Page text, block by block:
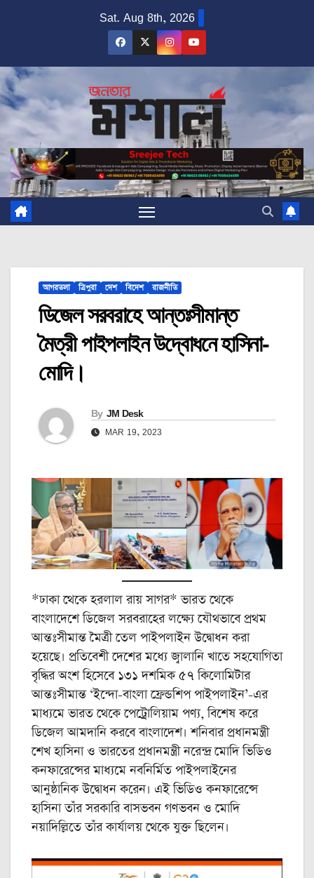
Sat. Aug 8th, 2026
আগরতলা ত্রিপুরা দেশ বিদেশ রাজনীতি
ডিজেল সরবরাহে আন্তঃসীমান্ত
মৈত্রী পাইপলাইন উদ্বোধনে হাসিনা-
মোদি।
By JM Desk
MAR 19, 2023
*ঢাকা থেকে হরলাল রায় সাগর* ভারত থেকে
বাংলাদেশে ডিজেল সরবরাহের লক্ষ্যে যৌথভাবে প্রথম
আন্তঃসীমান্ত মৈত্রী তেল পাইপলাইন উদ্বোধন করা
হয়েছে। প্রতিবেশী দেশের মধ্যে জ্বালানি খাতে সহযোগিতা
বৃদ্ধির অংশ হিসেবে ১৩১ দশমিক ৫৭ কিলোমিটার
আন্তঃসীমান্ত ‘ইন্দো-বাংলা ফ্রেন্ডশিপ পাইপলাইন’-এর
মাধ্যমে ভারত থেকে পেট্রোলিয়াম পণ্য, বিশেষ করে
ডিজেল আমদানি করবে বাংলাদেশ। শনিবার প্রধানমন্ত্রী
শেখ হাসিনা ও ভারতের প্রধানমন্ত্রী নরেন্দ্র মোদি ভিডিও
কনফারেন্সের মাধ্যমে নবনির্মিত পাইপলাইনের
আনুষ্ঠানিক উদ্বোধন করেন। এই ভিডিও কনফারেন্সে
হাসিনা তাঁর সরকারি বাসভবন গণভবন ও মোদি
নয়াদিল্লিতে তাঁর কার্যালয় থেকে যুক্ত ছিলেন।